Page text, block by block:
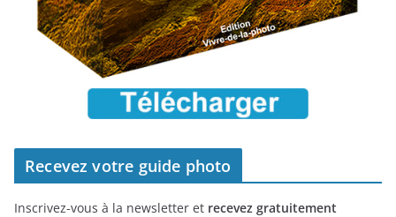
Recevez votre guide photo
Inscrivez-vous à la newsletter et recevez gratuitement